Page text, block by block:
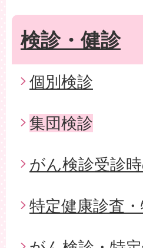
検診・健診
個別検診
集団検診
がん検診受診
特定健康診査